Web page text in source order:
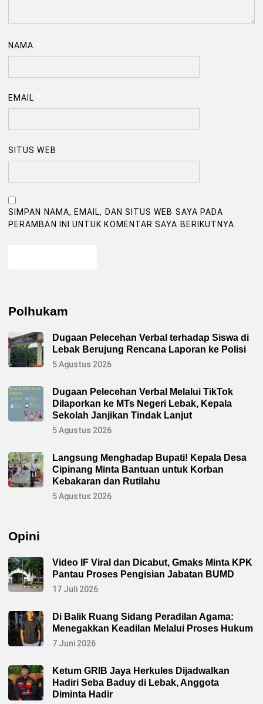
NAMA
EMAIL
SITUS WEB
SIMPAN NAMA, EMAIL, DAN SITUS WEB SAYA PADA
PERAMBAN INI UNTUK KOMENTAR SAYA BERIKUTNYA.
Polhukam
Dugaan Pelecehan Verbal terhadap Siswa di
Lebak Berujung Rencana Laporan ke Polisi
5 Agustus 2026
Dugaan Pelecehan Verbal Melalui TikTok
Dilaporkan ke MTs Negeri Lebak, Kepala
Sekolah Janjikan Tindak Lanjut
5 Agustus 2026
Langsung Menghadap Bupati! Kepala Desa
Cipinang Minta Bantuan untuk Korban
Kebakaran dan Rutilahu
5 Agustus 2026
Opini
Video IF Viral dan Dicabut, Gmaks Minta KPK
Pantau Proses Pengisian Jabatan BUMD
17 Juli 2026
Di Balik Ruang Sidang Peradilan Agama:
Menegakkan Keadilan Melalui Proses Hukum
7 Juni 2026
Ketum GRIB Jaya Herkules Dijadwalkan
Hadiri Seba Baduy di Lebak, Anggota
Diminta Hadir